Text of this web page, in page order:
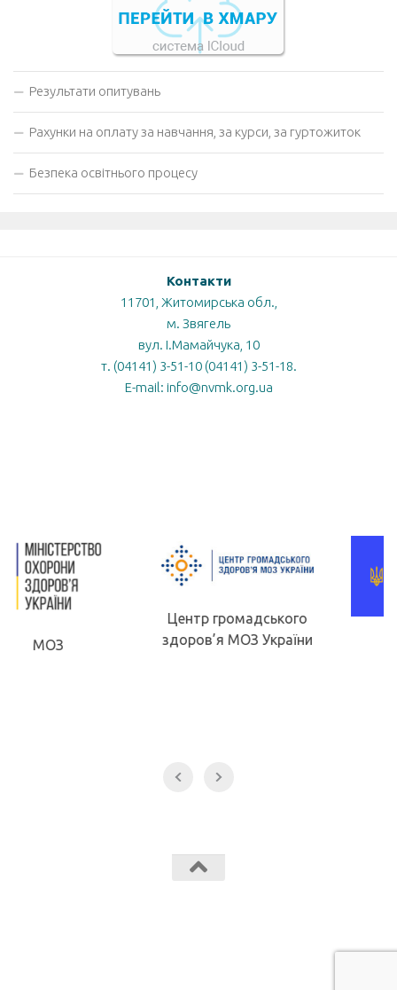
Результати опитувань
Рахунки на оплату за навчання, за курси, за гуртожиток
Безпека освітнього процесу
Контакти
11701, Житомирська обл.,
м. Звягель
вул. І.Мамайчука, 10
т. (04141) 3-51-10 (04141) 3-51-18.
E-mail: info@nvmk.org.ua
Центр громадського
здоров’я МОЗ України
МОН